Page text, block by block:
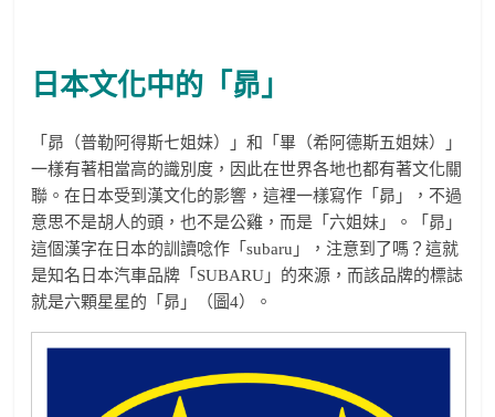
日本文化中的「昴」
「昴（普勒阿得斯七姐妹）」和「畢（希阿德斯五姐妹）」
一樣有著相當高的識別度，因此在世界各地也都有著文化關
聯。在日本受到漢文化的影響，這裡一樣寫作「昴」，不過
意思不是胡人的頭，也不是公雞，而是「六姐妹」。「昴」
這個漢字在日本的訓讀唸作「subaru」，注意到了嗎？這就
是知名日本汽車品牌「SUBARU」的來源，而該品牌的標誌
就是六顆星星的「昴」（圖4）。